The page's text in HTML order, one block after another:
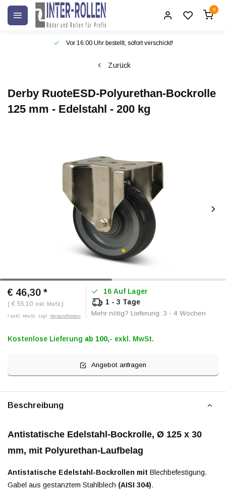
0
Vor 16:00 Uhr bestellt, sofort verschickt!
Zurück
Derby RuoteESD-Polyurethan-Bockrolle
125 mm - Edelstahl - 200 kg
€ 46,30 *
( € 55,10 Inkl. MwSt. )
* exkl. MwSt. zzgl. Versandkosten
16 Auf Lager
1 - 3 Tage
Mehr nötig? Lieferung: 3 - 4 Wochen
Kostenlose Lieferung ab 100,- exkl. MwSt.
Angebot anfragen
Beschreibung
Antistatische Edelstahl-Bockrolle, Ø 125 x 30
mm, mit Polyurethan-Laufbelag
Antistatische Edelstahl-Bockrollen mit Blechbefestigung.
Gabel aus gestanztem Stahlblech (AISI 304).